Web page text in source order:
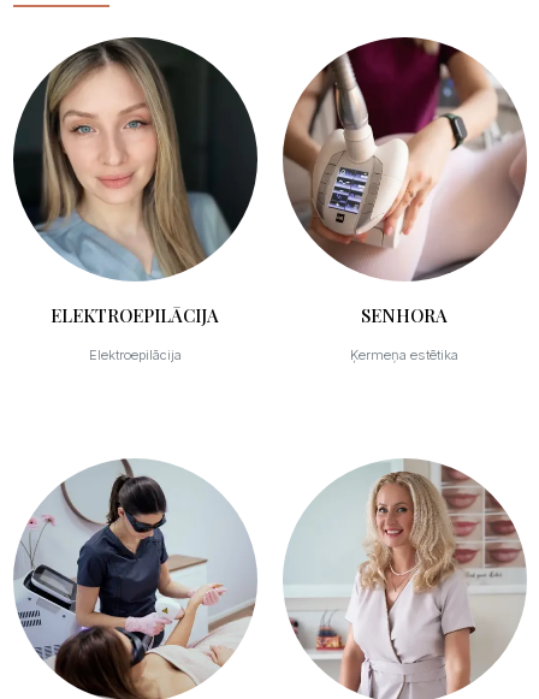
ELEKTROEPILĀCIJA
Elektroepilācija
SENHORA
Ķermeņa estētika